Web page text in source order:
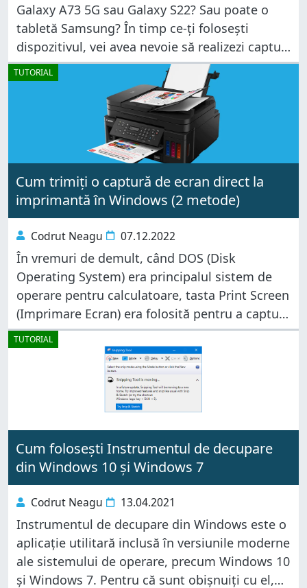
Galaxy A73 5G sau Galaxy S22? Sau poate o
tabletă Samsung? În timp ce-ți folosești
dispozitivul, vei avea nevoie să realizezi capturi
de ecran (print screen) din când în când. Poate
vrei să păstrezi
TUTORIAL
Cum trimiți o captură de ecran direct la
imprimantă în Windows (2 metode)
Codrut Neagu 07.12.2022
În vremuri de demult, când DOS (Disk
Operating System) era principalul sistem de
operare pentru calculatoare, tasta Print Screen
(Imprimare Ecran) era folosită pentru a captura
ecranul și a-l tipări direct pe imprimanta
implicită. În prezent, nici Windows 11, nici
TUTORIAL
Cum folosești Instrumentul de decupare
din Windows 10 și Windows 7
Codrut Neagu 13.04.2021
Instrumentul de decupare din Windows este o
aplicație utilitară inclusă în versiunile moderne
ale sistemului de operare, precum Windows 10
și Windows 7. Pentru că sunt obișnuiți cu el,